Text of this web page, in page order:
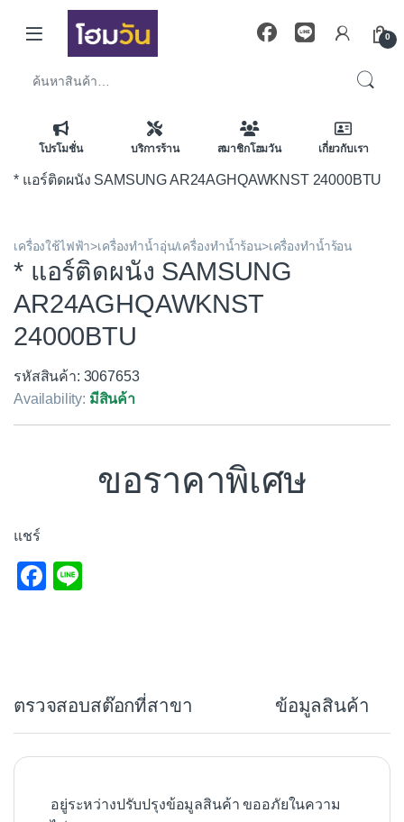
Skip to navigation
Skip to content
0
โปรโมชั่น บริการร้าน สมาชิกโฮมวัน เกี่ยวกับเรา
* แอร์ติดผนัง SAMSUNG AR24AGHQAWKNST 24000BTU
เครื่องใช้ไฟฟ้า>เครื่องทำน้ำอุ่น/เครื่องทำน้ำร้อน>เครื่องทำน้ำร้อน
* แอร์ติดผนัง SAMSUNG
AR24AGHQAWKNST
24000BTU
รหัสสินค้า: 3067653
Availability: มีสินค้า
ขอราคาพิเศษ
แชร์
F
o
o
ตรวจสอบสต๊อกที่สาขา ข้อมูลสินค้า
อยู่ระหว่างปรับปรุงข้อมูลสินค้า ขออภัยในความ